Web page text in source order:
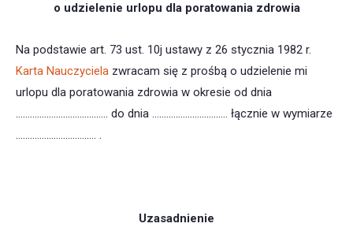
o udzielenie urlopu dla poratowania zdrowia
Na podstawie art. 73 ust. 10j ustawy z 26 stycznia 1982 r.
Karta Nauczyciela zwracam się z prośbą o udzielenie mi
urlopu dla poratowania zdrowia w okresie od dnia
………………………………… do dnia ……………………..…… łącznie w wymiarze
…….……………………… .
Uzasadnienie